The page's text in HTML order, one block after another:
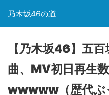
乃木坂46の道
【乃木坂46】五
曲、MV初日再生
wwwww（歴代ぶ